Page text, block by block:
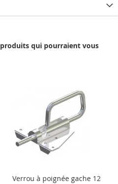
qui pourraient vous
Verrou à poignée gache 12